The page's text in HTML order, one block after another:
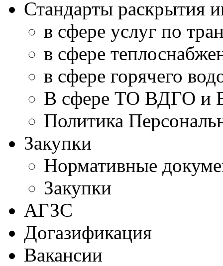
Стандарты раскрытия
в сфере услуг по
в сфере
в сфере горячего
В сфере ТО ВДГО и
Политика
Закупки
Нормативные
Закупки
АГЗС
Догазификация
Вакансии